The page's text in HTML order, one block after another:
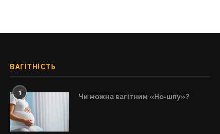
ВАГІТНІСТЬ
1 Чи можна вагітним «Но-шпу»?